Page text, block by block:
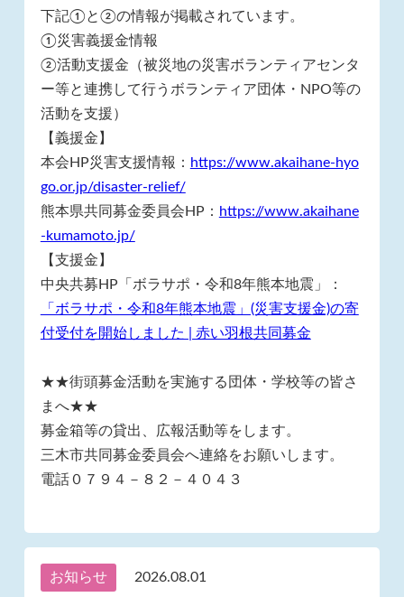
下記①と②の情報が掲載されています。
①災害義援金情報
②活動支援金（被災地の災害ボランティアセンタ
ー等と連携して行うボランティア団体・NPO等の
活動を支援）
【義援金】
本会HP災害支援情報： https://www.akaihane-hyo
go.or.jp/disaster-relief/
熊本県共同募金委員会HP： https://www.akaihane
-kumamoto.jp/
【支援金】
中央共募HP「ボラサポ・令和8年熊本地震」：
「ボラサポ・令和8年熊本地震」(災害支援金)の寄
付受付を開始しました | 赤い羽根共同募金
★★街頭募金活動を実施する団体・学校等の皆さ
まへ★★
募金箱等の貸出、広報活動等をします。
三木市共同募金委員会へ連絡をお願いします。
電話０７９４－８２－４０４３
お知らせ 2026.08.01